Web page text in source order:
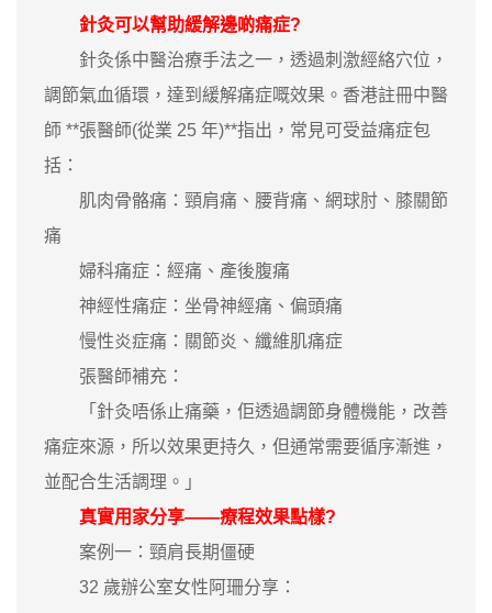
針灸可以幫助緩解邊啲痛症?
針灸係中醫治療手法之一，透過刺激經絡穴位，
調節氣血循環，達到緩解痛症嘅效果。香港註冊中醫
師 **張醫師(從業 25 年)**指出，常見可受益痛症包
括：
肌肉骨骼痛：頸肩痛、腰背痛、網球肘、膝關節
痛
婦科痛症：經痛、產後腹痛
神經性痛症：坐骨神經痛、偏頭痛
慢性炎症痛：關節炎、纖維肌痛症
張醫師補充：
「針灸唔係止痛藥，佢透過調節身體機能，改善
痛症來源，所以效果更持久，但通常需要循序漸進，
並配合生活調理。」
真實用家分享——療程效果點樣?
案例一：頸肩長期僵硬
32 歲辦公室女性阿珊分享：